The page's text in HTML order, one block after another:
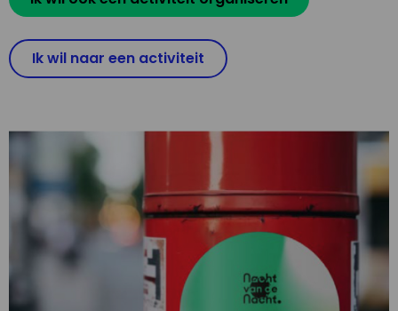
Ik wil naar een activiteit